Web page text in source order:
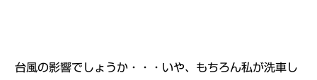
台風の影響でしょうか・・・いや、もちろん私が洗車し